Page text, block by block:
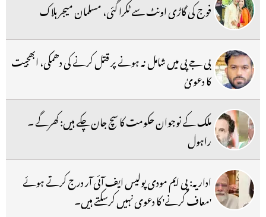
فوج کی گاڑی اونٹ سے ٹکرا گئی، مسلمان میجر ہلاک
بی جے پی میں شامل نہ ہونے پر قتل کرنے کی دھمکی، ابھجیت
کا دعویٰ
ملک کے نوجوان حکومت کا سچ جان چکے ہیں: کھرگے ۔
راہول
اداریہ: پی ایم مودی پولیس ایف آئی آر درج کرتے ہوئے
'معاف کرنے' کا دعوی نہیں کرسکتے ہیں۔